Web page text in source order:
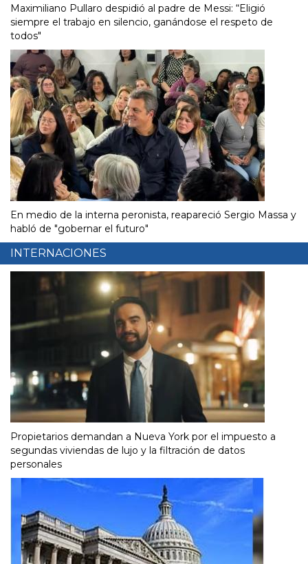
Maximiliano Pullaro despidió al padre de Messi: “Eligió
siempre el trabajo en silencio, ganándose el respeto de
todos"
En medio de la interna peronista, reapareció Sergio Massa y
habló de "gobernar el futuro"
INTERNACIONES
Propietarios demandan a Nueva York por el impuesto a
segundas viviendas de lujo y la filtración de datos
personales